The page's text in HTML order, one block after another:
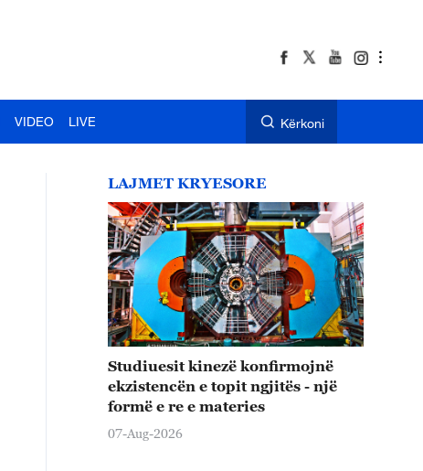
VIDEO LIVE Kërkoni
LAJMET KRYESORE
Studiuesit kinezë konfirmojnë
ekzistencën e topit ngjitës - një
formë e re e materies
07-Aug-2026